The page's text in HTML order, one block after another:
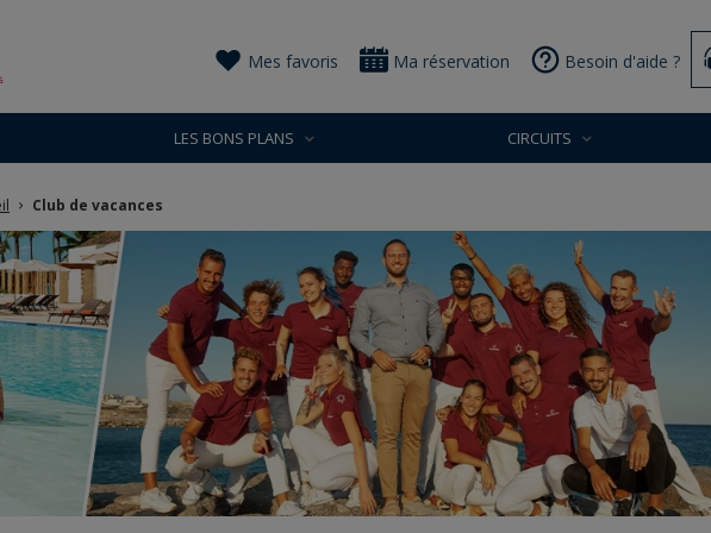
Mes favoris Ma réservation Besoin d'aide ?
LES BONS PLANS CIRCUITS
Club de vacances